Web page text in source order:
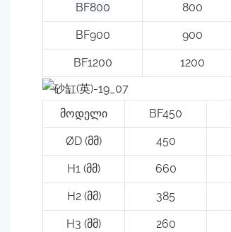
BF800 800
BF900 900
BF1200 1200
მოდელი BF450
ØD (მმ) 450
H1 (მმ) 660
H2 (მმ) 385
H3 (მმ) 260